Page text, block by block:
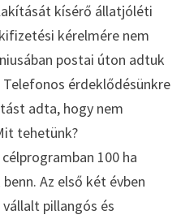
kísérő állatjóléti
kérelmére nem
postai úton adtuk
érdeklődésünkre
adta, hogy nem
tehetünk?
100 ha
Az első két évben
pillangós és